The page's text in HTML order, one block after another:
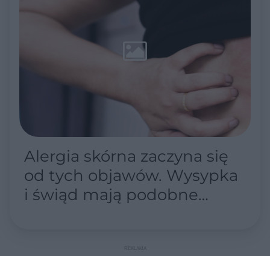
Alergia skórna zaczyna się
od tych objawów. Wysypka
i świąd mają podobne